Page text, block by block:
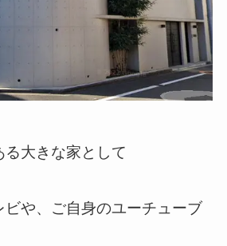
大きな家として
ビや、ご自身のユーチューブ